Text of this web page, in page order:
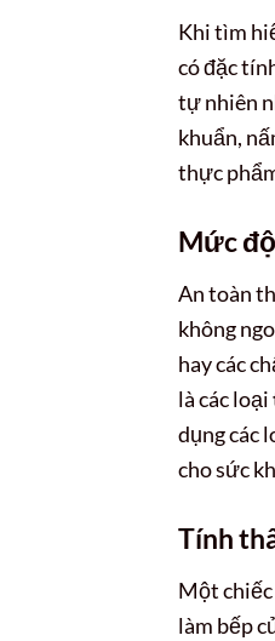
Khi tìm
có đặc
tự nhiên
khuẩn,
thực
Mức
An toàn
không
hay các
là các loại
dụng các
cho sức
Tính
Một chiếc
làm bếp